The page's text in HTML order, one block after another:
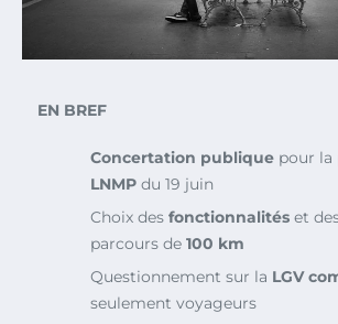
EN BREF
Concertation publique pour la
LNMP du 19 juin
Choix des fonctionnalités et
parcours de 100 km
Questionnement sur la LGV
seulement voyageurs